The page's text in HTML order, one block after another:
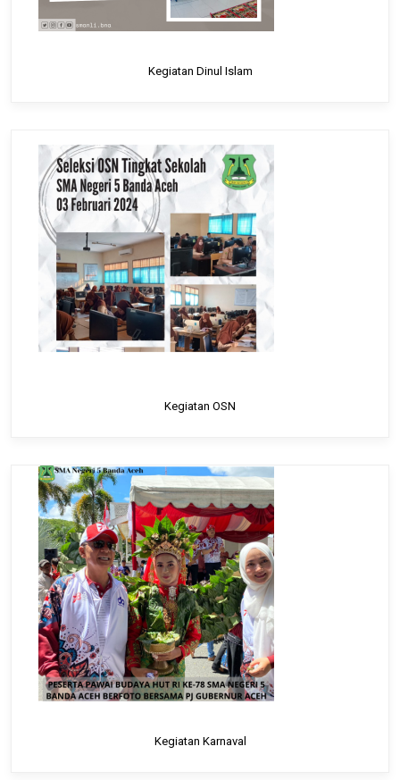
Kegiatan Dinul Islam
Kegiatan OSN
Kegiatan Karnaval